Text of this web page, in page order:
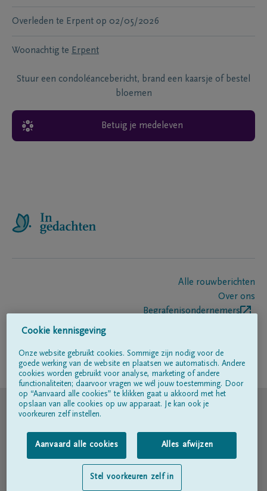
Overleden te Erpent op 02/05/2026
Woonachtig te Erpent
Stuur een condoléancebericht, brand een kaarsje of bestel
bloemen
Betuig je medeleven
Alle rouwberichten
Over ons
Begrafenisondernemers
Volg ons op
© DELA
Gebruiksvoorwaarden
Privacyverklaring
Toegankelijkheidsverklaring
Cookie kennisgeving
Onze website gebruikt cookies. Sommige zijn nodig voor de
goede werking van de website en plaatsen we automatisch. Andere
cookies worden gebruikt voor analyse, marketing of andere
functionaliteiten; daarvoor vragen we wél jouw toestemming. Door
op “Aanvaard alle cookies” te klikken gaat u akkoord met het
opslaan van alle cookies op uw apparaat. Je kan ook je
voorkeuren zelf instellen.
Aanvaard alle cookies Alles afwijzen
Stel voorkeuren zelf in